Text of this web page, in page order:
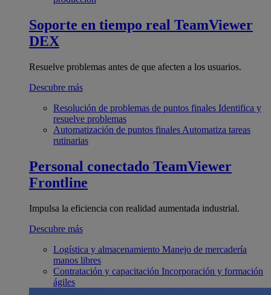
Soporte en tiempo real TeamViewer
DEX
Resuelve problemas antes de que afecten a los usuarios.
Descubre más
Resolución de problemas de puntos finales Identifica y
resuelve problemas
Automatización de puntos finales Automatiza tareas
rutinarias
Personal conectado TeamViewer
Frontline
Impulsa la eficiencia con realidad aumentada industrial.
Descubre más
Logística y almacenamiento Manejo de mercadería
manos libres
Contratación y capacitación Incorporación y formación
ágiles